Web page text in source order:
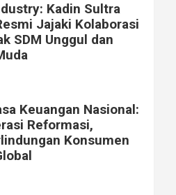
Kadin Sultra
Jajaki Kolaborasi
SDM Unggul dan
Keuangan Nasional:
Reformasi,
Konsumen